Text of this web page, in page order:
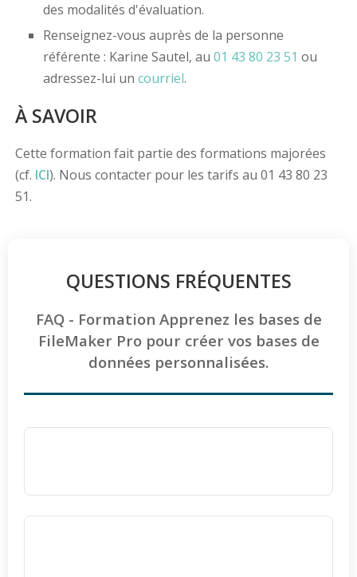
des modalités d'évaluation.
Renseignez-vous auprès de la personne
référente : Karine Sautel, au 01 43 80 23 51 ou
adressez-lui un courriel.
À SAVOIR
Cette formation fait partie des formations majorées
(cf. ICI). Nous contacter pour les tarifs au 01 43 80 23
51.
QUESTIONS FRÉQUENTES
FAQ - Formation Apprenez les bases de
FileMaker Pro pour créer vos bases de
données personnalisées.